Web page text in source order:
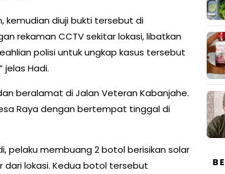
kemudian diuji bukti tersebut di
rekaman CCTV sekitar lokasi, libatkan
polisi untuk ungkap kasus tersebut
jelas Hadi.
beralamat di Jalan Veteran Kabanjahe.
Raya dengan bertempat tinggal di
pelaku membuang 2 botol berisikan solar
lokasi. Kedua botol tersebut